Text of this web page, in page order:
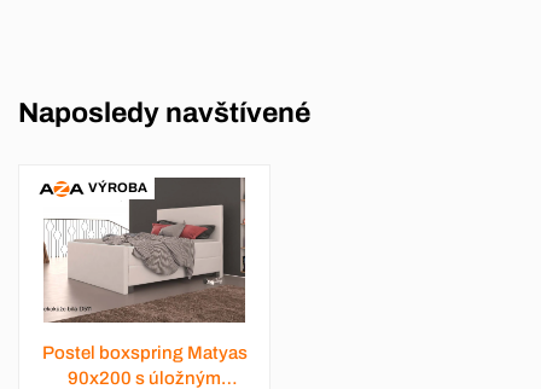
Naposledy navštívené
VÝROBA
Postel boxspring Matyas
90x200 s úložným